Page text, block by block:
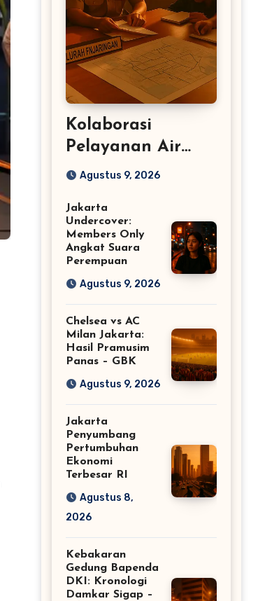
Kolaborasi
Pelayanan Air
Bersih
Langkah Baru DKI
Agustus 9, 2026
Jakarta
Undercover:
Members Only
Angkat Suara
Perempuan
Agustus 9, 2026
Chelsea vs AC
Milan Jakarta:
Hasil Pramusim
Panas – GBK
Agustus 9, 2026
Jakarta
Penyumbang
Pertumbuhan
Ekonomi
Terbesar RI
Agustus 8,
2026
Kebakaran
Gedung Bapenda
DKI: Kronologi
Damkar Sigap –